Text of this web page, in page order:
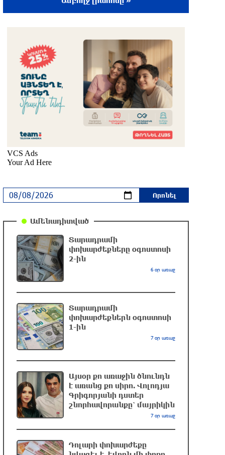
Իտալական Սիցիլիա կղզում ժայթքել է
Պայթյուն՝ Իրանում․ հաղորդվում է
զոհերի ու վիրավորների մասին
7 ժամ առաջ
«Ռեալը» հայտարարել է Դիոմանդեի
7 ժամ առաջ
օգտագործել Starlink-ը Ռուսաստանի
դեմ հարվшծները կառավարելու
համար
էլեկտրաէներգիայի ընդհատումներ
կլինեն
8 ժամ առաջ
Ստեփանավանում ռուս կին է փորձել
ինքնասպան լինել
8 ժամ առաջ
ԱՄՆ վերաքննիչ դատարանը
պարահանդեսային դահլիճի
Ամենադիտված
Տարադրամի
փոխարժեքները օգոստոսի
2-ին
6 օր առաջ
Տարադրամի
փոխարժեքներն օգոստոսի
1-ին
7 օր առաջ
Այսօր քո առաջին ծնունդն
է առանց քո սիրո. Վոլոդյա
Գրիգորյանի դստեր
շնորհավորանքը՝ մայրիկին
7 օր առաջ
Դոլարի փոխարժեքը